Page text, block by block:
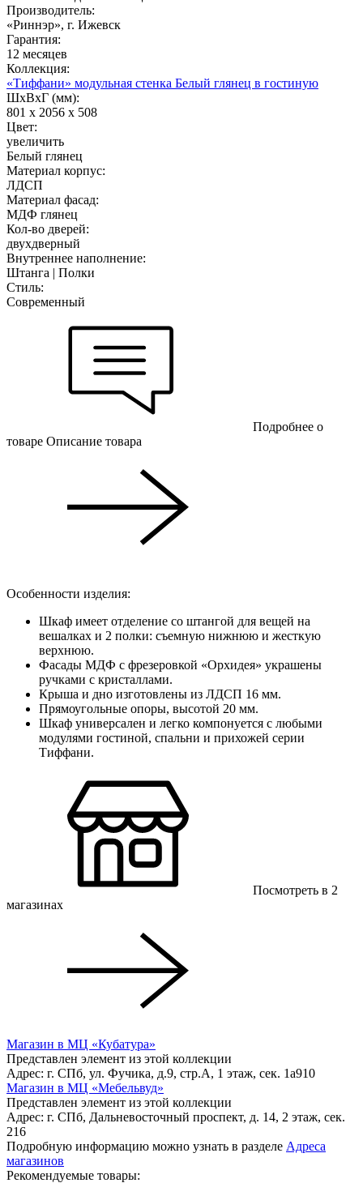
Производитель:
«Риннэр», г. Ижевск
Гарантия:
12 месяцев
Коллекция:
«Тиффани» модульная стенка Белый глянец в гостиную
ШхВхГ (мм):
801 х 2056 х 508
Цвет:
увеличить
Белый глянец
Материал корпус:
ЛДСП
Материал фасад:
МДФ глянец
Кол-во дверей:
двухдверный
Внутреннее наполнение:
Штанга | Полки
Стиль:
Современный
Подробнее о
товаре Описание товара
Особенности изделия:
Шкаф имеет отделение со штангой для вещей на
вешалках и 2 полки: съемную нижнюю и жесткую
верхнюю.
Фасады МДФ с фрезеровкой «Орхидея» украшены
ручками с кристаллами.
Крыша и дно изготовлены из ЛДСП 16 мм.
Прямоугольные опоры, высотой 20 мм.
Шкаф универсален и легко компонуется с любыми
модулями гостиной, спальни и прихожей серии
Тиффани.
Посмотреть в 2
магазинах
Магазин в МЦ «Кубатура»
Представлен элемент из этой коллекции
Адрес: г. СПб, ул. Фучика, д.9, стр.А, 1 этаж, сек. 1a910
Магазин в МЦ «Мебельвуд»
Представлен элемент из этой коллекции
Адрес: г. СПб, Дальневосточный проспект, д. 14, 2 этаж, сек.
216
Подробную информацию можно узнать в разделе Адреса
магазинов
Рекомендуемые товары: